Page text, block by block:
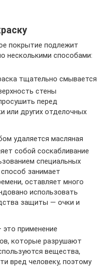
покрытие подлежит
несколькими способами:
тщательно смывается
стены
перед
или других отделочных
удаляется масляная
собой соскабливание
специальных
занимает
оставляет много
использовать
защиты — очки и
применение
которые разрушают
вещества,
вред человеку, поэтому